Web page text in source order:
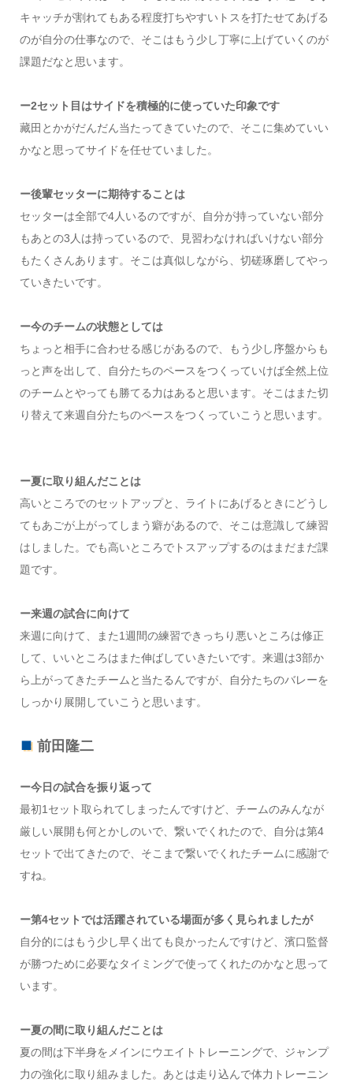
キャッチが割れてもある程度打ちやすいトスを打たせてあげる
のが自分の仕事なので、そこはもう少し丁寧に上げていくのが
課題だなと思います。
ー2セット目はサイドを積極的に使っていた印象です
藏田とかがだんだん当たってきていたので、そこに集めていい
かなと思ってサイドを任せていました。
ー後輩セッターに期待することは
セッターは全部で4人いるのですが、自分が持っていない部分
もあとの3人は持っているので、見習わなければいけない部分
もたくさんあります。そこは真似しながら、切磋琢磨してやっ
ていきたいです。
ー今のチームの状態としては
ちょっと相手に合わせる感じがあるので、もう少し序盤からも
っと声を出して、自分たちのペースをつくっていけば全然上位
のチームとやっても勝てる力はあると思います。そこはまた切
り替えて来週自分たちのペースをつくっていこうと思います。
ー夏に取り組んだことは
高いところでのセットアップと、ライトにあげるときにどうし
てもあごが上がってしまう癖があるので、そこは意識して練習
はしました。でも高いところでトスアップするのはまだまだ課
題です。
ー来週の試合に向けて
来週に向けて、また1週間の練習できっちり悪いところは修正
して、いいところはまた伸ばしていきたいです。来週は3部か
ら上がってきたチームと当たるんですが、自分たちのバレーを
しっかり展開していこうと思います。
前田隆二
ー今日の試合を振り返って
最初1セット取られてしまったんですけど、チームのみんなが
厳しい展開も何とかしのいで、繋いでくれたので、自分は第4
セットで出てきたので、そこまで繋いでくれたチームに感謝で
すね。
ー第4セットでは活躍されている場面が多く見られましたが
自分的にはもう少し早く出ても良かったんですけど、濱口監督
が勝つために必要なタイミングで使ってくれたのかなと思って
います。
ー夏の間に取り組んだことは
夏の間は下半身をメインにウエイトトレーニングで、ジャンプ
力の強化に取り組みました。あとは走り込んで体力トレーニン